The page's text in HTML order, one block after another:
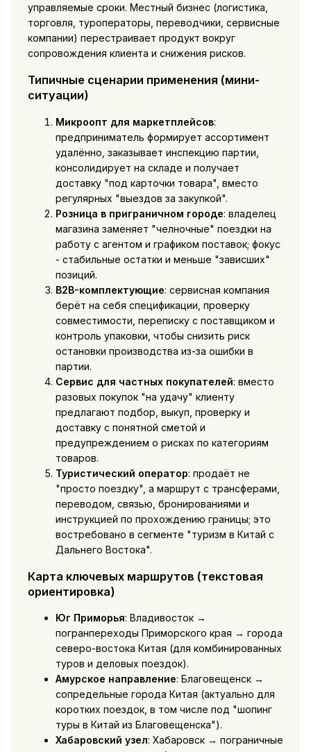
управляемые сроки. Местный бизнес (логистика,
торговля, туроператоры, переводчики, сервисные
компании) перестраивает продукт вокруг
сопровождения клиента и снижения рисков.
Типичные сценарии применения (мини-
ситуации)
Микроопт для маркетплейсов:
предприниматель формирует ассортимент
удалённо, заказывает инспекцию партии,
консолидирует на складе и получает
доставку "под карточки товара", вместо
регулярных "выездов за закупкой".
Розница в приграничном городе: владелец
магазина заменяет "челночные" поездки на
работу с агентом и графиком поставок; фокус
- стабильные остатки и меньше "зависших"
позиций.
B2B-комплектующие: сервисная компания
берёт на себя спецификации, проверку
совместимости, переписку с поставщиком и
контроль упаковки, чтобы снизить риск
остановки производства из-за ошибки в
партии.
Сервис для частных покупателей: вместо
разовых покупок "на удачу" клиенту
предлагают подбор, выкуп, проверку и
доставку с понятной сметой и
предупреждением о рисках по категориям
товаров.
Туристический оператор: продаёт не
"просто поездку", а маршрут с трансферами,
переводом, связью, бронированиями и
инструкцией по прохождению границы; это
востребовано в сегменте "туризм в Китай с
Дальнего Востока".
Карта ключевых маршрутов (текстовая
ориентировка)
Юг Приморья: Владивосток →
погранпереходы Приморского края → города
северо-востока Китая (для комбинированных
туров и деловых поездок).
Амурское направление: Благовещенск →
сопредельные города Китая (актуально для
коротких поездок, в том числе под "шопинг
туры в Китай из Благовещенска").
Хабаровский узел: Хабаровск → пограничные